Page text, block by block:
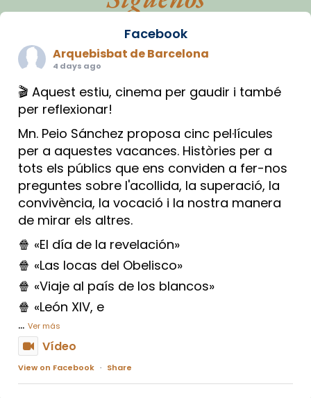
Facebook
Arquebisbat de Barcelona
4 days ago
🎬 Aquest estiu, cinema per gaudir i també
per reflexionar!
Mn. Peio Sánchez proposa cinc pel·lícules
per a aquestes vacances. Històries per a
tots els públics que ens conviden a fer-nos
preguntes sobre l'acollida, la superació, la
convivència, la vocació i la nostra manera
de mirar els altres.
🍿 «El día de la revelación»
🍿 «Las locas del Obelisco»
🍿 «Viaje al país de los blancos»
🍿 «León XIV, e
... Ver más
Vídeo
View on Facebook · Share